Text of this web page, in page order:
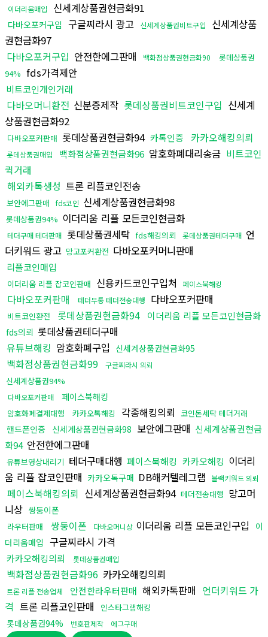
이더리움매입 신세계상품권현금화91
다바오포커구입 구글찌라시 광고 신세계상품권비트구입
신세계상품
권현금화97
다바오포커구입 안전한에그판매 백화점상품권현금화90
롯데상품권
94% fds가격제안
비트코인개인거래
다바오머니환전 신분증제작 롯데상품권비트코인구입 신세계
상품권현금화92
다바오포커판매 롯데상품권현금화94 카톡인증 카카오해킹의뢰
롯데상품권매입 백화점상품권현금화96 암호화폐대리송금 비트코인
퀵거래
해외카톡생성 트론 리플코인전송
보안에그판매 fds코인 신세계상품권현금화98
롯데상품권94% 이더리움 리플 모든코인현금화
테더구매 테더판매 롯데상품권세탁 fds해킹의뢰 롯데상품권테더구매 언
더키워드 광고 망고포커환전 다바오포커머니판매
리플코인매입
이더리움 리플 잡코인판매 신용카드코인구입처 페이스북해킹
다바오포커판매 테더무통 테더전송대행 다바오포커판매
비트코인환전 롯데상품권현금화94 이더리움 리플 모든코인현금화
fds의뢰 롯데상품권테더구매
유튜브해킹 암호화폐구입 신세계상품권현금화95
백화점상품권현금화99 구글찌라시 의뢰
신세계상품권94%
다바오포커판매 페이스북해킹
암호화폐결제대행 카카오톡해킹 각종해킹의뢰 코인돈세탁 테더거래
핸드폰인증 신세계상품권현금화98 보안에그판매 신세계상품권현금
화94 안전한에그판매
유튜브영상내리기 테더구매대행 페이스북해킹 카카오해킹 이더리
움 리플 잡코인판매 카카오톡구매 DB해커텔레그램 블랙키워드 의뢰
페이스북해킹의뢰 신세계상품권현금화94 테더전송대행 망고머
니상 쌍둥이폰
라우터판매 쌍둥이폰 다바오머니상 이더리움 리플 모든코인구입
이
더리움매입 구글찌라시 가격
카카오해킹의뢰 롯데상품권매입
백화점상품권현금화96 카카오해킹의뢰
트론 리플 전송업체 안전한라우터판매 해외카톡판매 언더키워드 가
격 트론 리플코인판매 인스타그램해킹
롯데상품권94% 번호판제작 에그구매